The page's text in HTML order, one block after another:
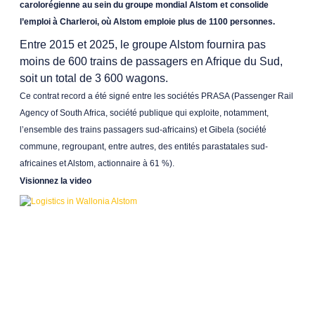
carolorégienne au sein du groupe mondial Alstom et consolide
l’emploi à Charleroi, où Alstom emploie plus de 1100 personnes.
Entre 2015 et 2025, le groupe Alstom fournira pas
moins de 600 trains de passagers en Afrique du Sud,
soitun total de 3 600 wagons
Ce contrat record a été signé entre les sociétés PRASA (Passenger Rail
Agency of South Africa, société publique qui exploite, notamment,
l’ensemble des trains passagers sud-africains) et Gibela (société
commune, regroupant, entre autres, des entités parastatales sud-
africaines et Alstom, actionnaire à 61 %).
Visionnez la video